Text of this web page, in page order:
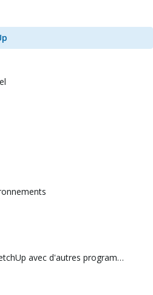
Utiliser les données de SketchUp avec d'autres programmes ou outils de modélisation